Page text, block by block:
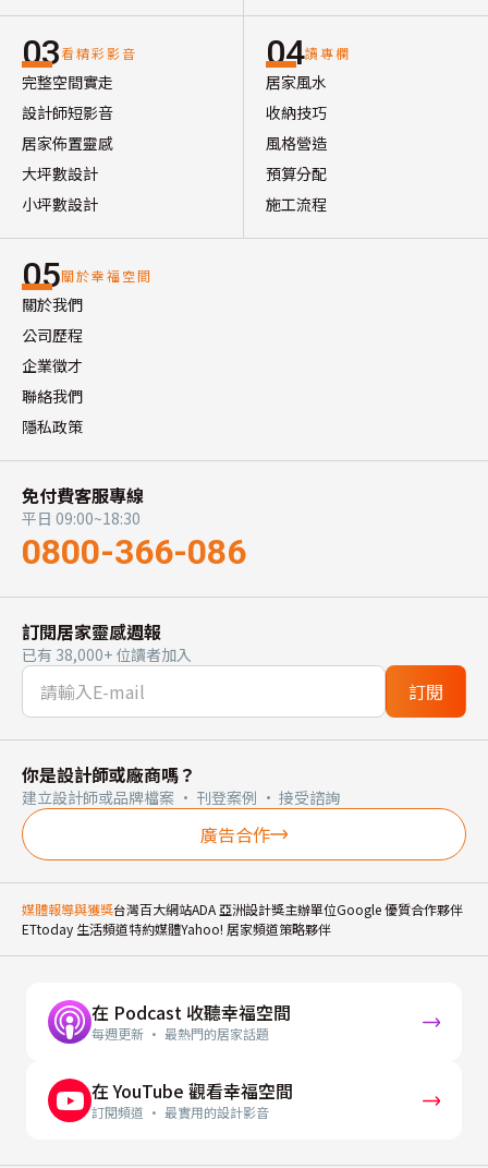
03看精彩影音
完整空間實走
設計師短影音
居家佈置靈感
大坪數設計
小坪數設計
04讀專欄
居家風水
收納技巧
風格營造
預算分配
施工流程
05關於幸福空間
關於我們
公司歷程
企業徵才
聯絡我們
隱私政策
免付費客服專線
平日 09:00~18:30
0800-366-086
訂閱居家靈感週報
已有 38,000+ 位讀者加入
訂閱
你是設計師或廠商嗎？
建立設計師或品牌檔案 · 刊登案例 · 接受諮詢
廣告合作
媒體報導與獲獎台灣百大網站ADA 亞洲設計獎主辦單位Google 優質合作夥伴
ETtoday 生活頻道特約媒體Yahoo! 居家頻道策略夥伴
在 Podcast 收聽幸福空間
每週更新 · 最熱門的居家話題
在 YouTube 觀看幸福空間
訂閱頻道 · 最實用的設計影音